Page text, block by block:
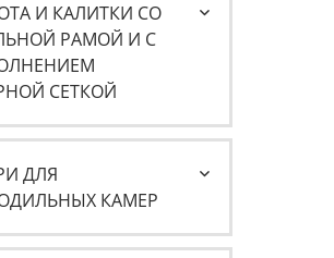
И КАЛИТКИ СО
РАМОЙ И С
СЕТКОЙ
ДЛЯ
КАМЕР